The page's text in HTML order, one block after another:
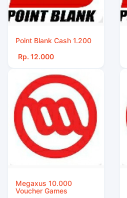
Point Blank Cash 1.200
Rp. 12.000
Megaxus 10.000
Voucher Games